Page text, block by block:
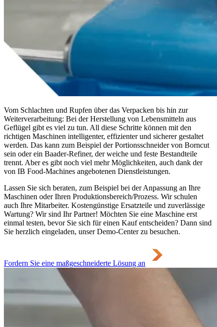
Vom Schlachten und Rupfen über das Verpacken bis hin zur
Weiterverarbeitung: Bei der Herstellung von Lebensmitteln aus
Geflügel gibt es viel zu tun. All diese Schritte können mit den
richtigen Maschinen intelligenter, effizienter und sicherer gestaltet
werden. Das kann zum Beispiel der Portionsschneider von Borncut
sein oder ein Baader-Refiner, der weiche und feste Bestandteile
trennt. Aber es gibt noch viel mehr Möglichkeiten, auch dank der
von IB Food-Machines angebotenen Dienstleistungen.
Lassen Sie sich beraten, zum Beispiel bei der Anpassung an Ihre
Maschinen oder Ihren Produktionsbereich/Prozess. Wir schulen
auch Ihre Mitarbeiter. Kostengünstige Ersatzteile und zuverlässige
Wartung? Wir sind Ihr Partner! Möchten Sie eine Maschine erst
einmal testen, bevor Sie sich für einen Kauf entscheiden? Dann sind
Sie herzlich eingeladen, unser Demo-Center zu besuchen.
Fordern Sie eine maßgeschneiderte Lösung an